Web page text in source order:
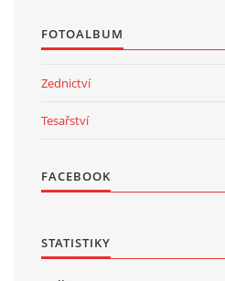
FOTOALBUM
Zednictví
Tesařství
FACEBOOK
STATISTIKY